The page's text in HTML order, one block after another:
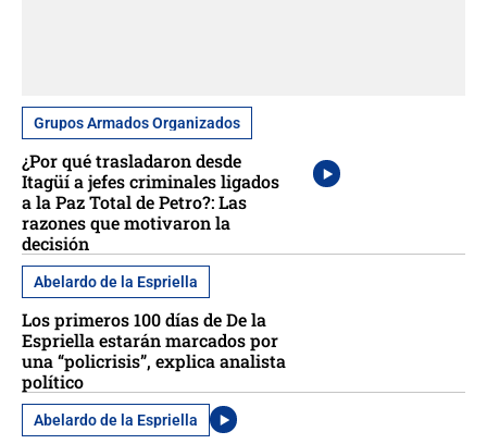
Grupos Armados Organizados
¿Por qué trasladaron desde
Itagüí a jefes criminales ligados
a la Paz Total de Petro?: Las
razones que motivaron la
decisión
Abelardo de la Espriella
Los primeros 100 días de De la
Espriella estarán marcados por
una “policrisis”, explica analista
político
Abelardo de la Espriella